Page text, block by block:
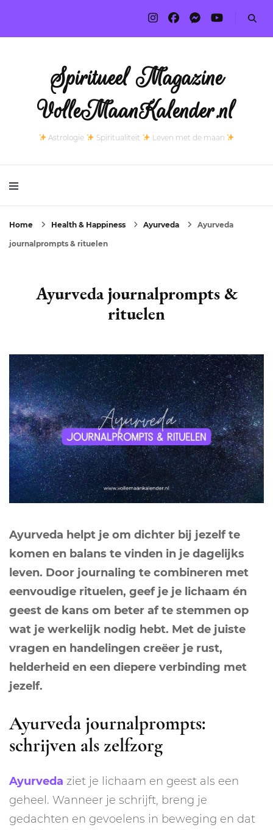
Spiritueel Magazine
VolleMaanKalender.nl
Astrologie Spiritualiteit Leven met de maan
Home Health & Happiness Ayurveda Ayurveda
journalprompts & rituelen
Ayurveda journalprompts &
rituelen
Ayurveda helpt je om dichter bij jezelf te
komen en balans te vinden in je dagelijks
leven. Door journaling te combineren met
eenvoudige rituelen, geef je je lichaam én
geest de kans om beter af te stemmen op
wat je werkelijk nodig hebt. Met de juiste
vragen en handelingen creëer je rust,
helderheid en een diepere verbinding met
jezelf.
Ayurveda journalprompts:
schrijven als zelfzorg
Ayurveda ziet je lichaam en geest als een
geheel. Wanneer je schrijft, breng je
gedachten en gevoelens in beweging en dat